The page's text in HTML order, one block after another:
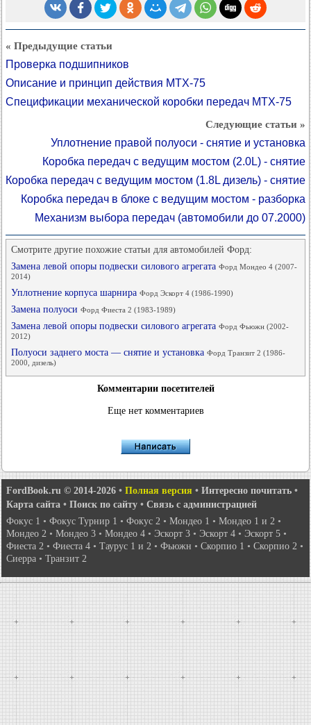
« Предыдущие статьи
Проверка подшипников
Описание и принцип действия MTX-75
Спецификации механической коробки передач MTX-75
Следующие статьи »
Уплотнение правой полуоси - снятие и установка
Коробка передач с ведущим мостом (2.0L) - снятие
Коробка передач с ведущим мостом (1.8L дизель) - снятие
Коробка передач в блоке с ведущим мостом - разборка
Механизм выбора передач (автомобили до 07.2000)
Смотрите другие похожие статьи для автомобилей Форд:
Замена левой опоры подвески силового агрегата Форд Мондео 4 (2007-
2014)
Уплотнение корпуса шарнира Форд Эскорт 4 (1986-1990)
Замена полуоси Форд Фиеста 2 (1983-1989)
Замена левой опоры подвески силового агрегата Форд Фьюжн (2002-
2012)
Полуоси заднего моста — снятие и установка Форд Транзит 2 (1986-
2000, дизель)
Комментарии посетителей
Еще нет комментариев
FordBook.ru © 2014-2026 • Полная версия • Интересно почитать •
Карта сайта • Поиск по сайту • Связь с администрацией
Фокус 1 • Фокус Турнир 1 • Фокус 2 • Мондео 1 • Мондео 1 и 2 •
Мондео 2 • Мондео 3 • Мондео 4 • Эскорт 3 • Эскорт 4 • Эскорт 5 •
Фиеста 2 • Фиеста 4 • Таурус 1 и 2 • Фьюжн • Скорпио 1 • Скорпио 2 •
Сиерра • Транзит 2